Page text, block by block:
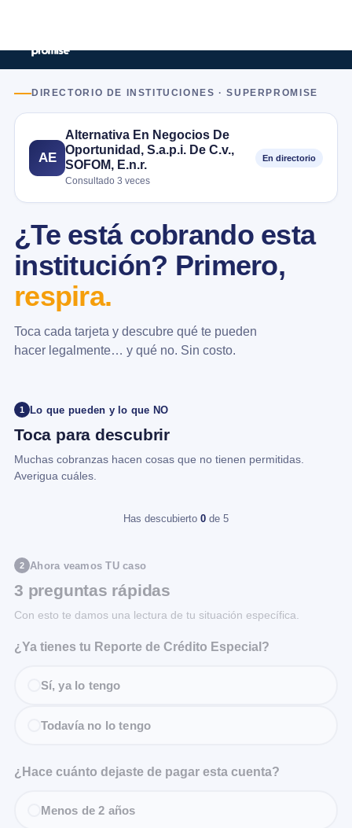
DIRECTORIO DE INSTITUCIONES · SUPERPROMISE
AE
Alternativa En Negocios De
Oportunidad, S.a.p.i. De C.v.,
SOFOM, E.n.r.
Consultado 3 veces
En directorio
¿Te está cobrando esta
institución? Primero,
respira.
Toca cada tarjeta y descubre qué te pueden
hacer legalmente… y qué no. Sin costo.
1 Lo que pueden y lo que NO
Toca para descubrir
Muchas cobranzas hacen cosas que no tienen permitidas.
Averigua cuáles.
Has descubierto 0 de 5
2 Ahora veamos TU caso
3 preguntas rápidas
Con esto te damos una lectura de tu situación específica.
¿Ya tienes tu Reporte de Crédito Especial?
Sí, ya lo tengo
Todavía no lo tengo
¿Hace cuánto dejaste de pagar esta cuenta?
Menos de 2 años